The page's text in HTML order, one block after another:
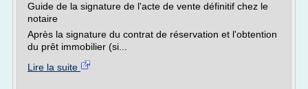
Guide de la signature de l'acte de vente définitif chez le
notaire
Après la signature du contrat de réservation et l'obtention
du prêt immobilier (si...
Lire la suite